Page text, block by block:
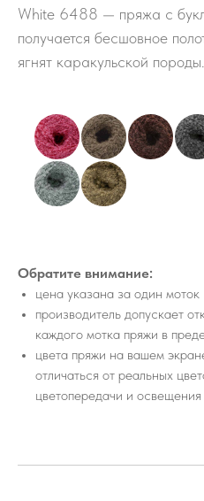
White 6488 — пряжа с
получается бесшовное
ягнят каракульской породы.
Обратите внимание:
цена указана за один моток
производитель допускает
каждого мотка пряжи в
цвета пряжи на вашем
отличаться от реальных
цветопередачи и освещения